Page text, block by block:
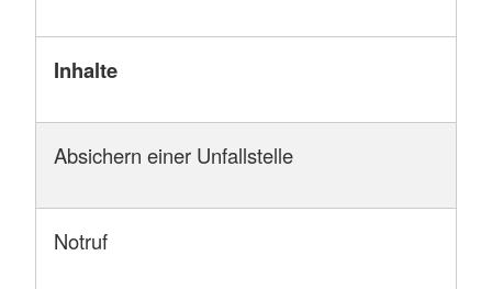
Inhalte
Absichern einer Unfallstelle
Notruf